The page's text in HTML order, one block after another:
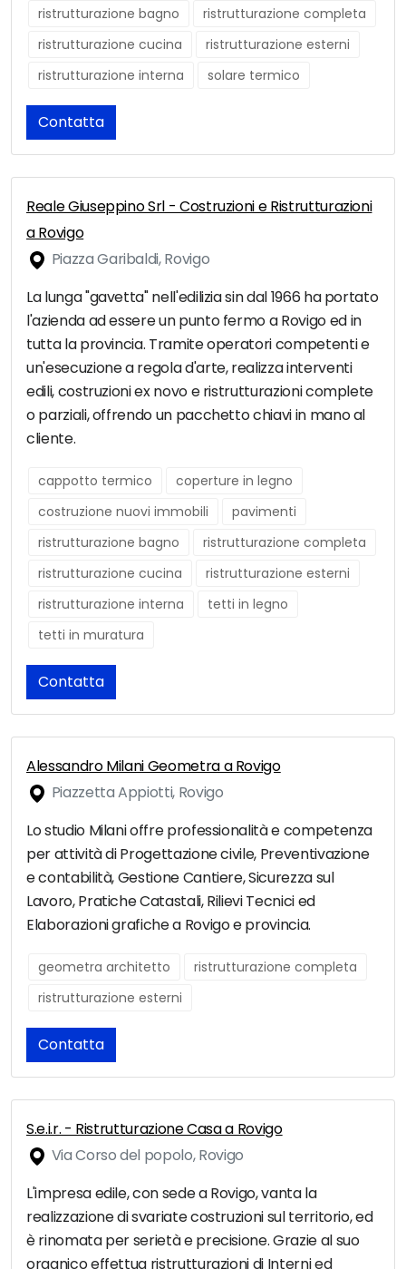
ristrutturazione bagno
ristrutturazione completa
ristrutturazione cucina
ristrutturazione esterni
ristrutturazione interna
solare termico
Contatta
Reale Giuseppino Srl - Costruzioni e Ristrutturazioni
a Rovigo
Piazza Garibaldi, Rovigo
La lunga "gavetta" nell'edilizia sin dal 1966 ha portato
l'azienda ad essere un punto fermo a Rovigo ed in
tutta la provincia. Tramite operatori competenti e
un'esecuzione a regola d'arte, realizza interventi
edili, costruzioni ex novo e ristrutturazioni complete
o parziali, offrendo un pacchetto chiavi in mano al
cliente.
cappotto termico
coperture in legno
costruzione nuovi immobili
pavimenti
ristrutturazione bagno
ristrutturazione completa
ristrutturazione cucina
ristrutturazione esterni
ristrutturazione interna
tetti in legno
tetti in muratura
Contatta
Alessandro Milani Geometra a Rovigo
Piazzetta Appiotti, Rovigo
Lo studio Milani offre professionalità e competenza
per attività di Progettazione civile, Preventivazione
e contabilità, Gestione Cantiere, Sicurezza sul
Lavoro, Pratiche Catastali, Rilievi Tecnici ed
Elaborazioni grafiche a Rovigo e provincia.
geometra architetto
ristrutturazione completa
ristrutturazione esterni
Contatta
S.e.i.r. - Ristrutturazione Casa a Rovigo
Via Corso del popolo, Rovigo
L'impresa edile, con sede a Rovigo, vanta la
realizzazione di svariate costruzioni sul territorio, ed
è rinomata per serietà e precisione. Grazie al suo
organico effettua ristrutturazioni di Interni ed